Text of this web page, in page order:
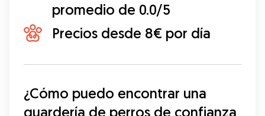
promedio de 0.0/5
Precios desde 8€ por día
¿Cómo puedo encontrar una
guardería de perros de confianza